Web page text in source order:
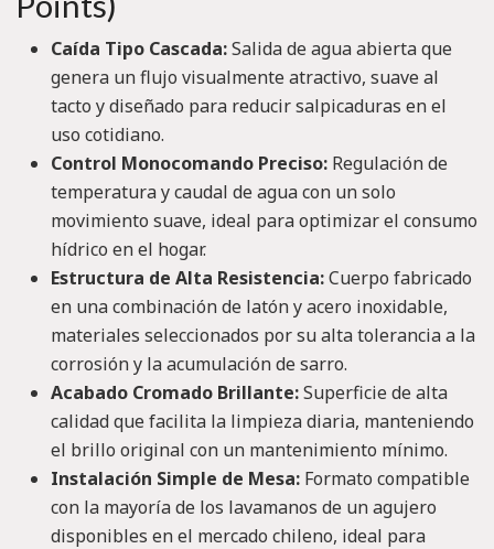
Caída Tipo Cascada:Salida de agua abierta que
genera un flujo visualmente atractivo, suave al
tacto y diseñado para reducir salpicaduras en el
uso cotidiano.
Control Monocomando Preciso:Regulación de
temperatura y caudal de agua con un solo
movimiento suave, ideal para optimizar el consumo
hídrico en el hogar.
Estructura de Alta Resistencia:Cuerpo fabricado
en una combinación de latón y acero inoxidable,
materiales seleccionados por su alta tolerancia a la
corrosión y la acumulación de sarro.
Acabado Cromado Brillante:Superficie de alta
calidad que facilita la limpieza diaria, manteniendo
el brillo original con un mantenimiento mínimo.
Instalación Simple de Mesa:Formato compatible
con la mayoría de los lavamanos de un agujero
disponibles en el mercado chileno, ideal para